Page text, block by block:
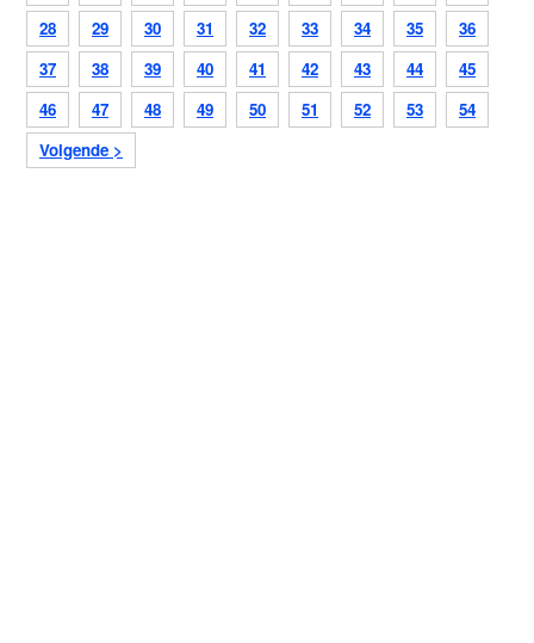
28
29 30 31 32 33 34 35
36
37
38 39 40 41 42 43 44
45
46
47 48 49 50 51 52 53
54
Volgende >